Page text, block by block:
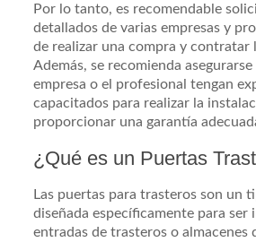
Por lo tanto, es recomendable
detallados de varias empresas y
de realizar una compra y contratar
Además, se recomienda asegurarse
empresa o el profesional tengan
capacitados para realizar la
proporcionar una garantía
¿Qué es un Puertas
Las puertas para trasteros son un
diseñada específicamente para ser
entradas de trasteros o almacenes